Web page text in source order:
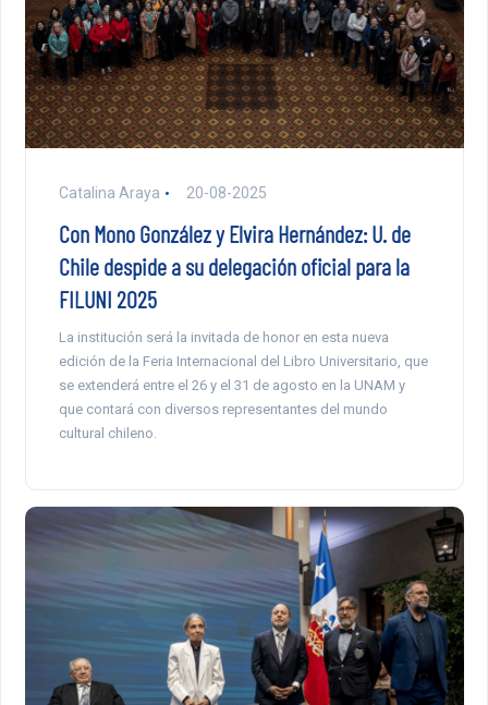
Catalina Araya 20-08-2025
Con Mono González y Elvira Hernández: U. de
Chile despide a su delegación oficial para la
FILUNI 2025
La institución será la invitada de honor en esta nueva
edición de la Feria Internacional del Libro Universitario, que
se extenderá entre el 26 y el 31 de agosto en la UNAM y
que contará con diversos representantes del mundo
cultural chileno.